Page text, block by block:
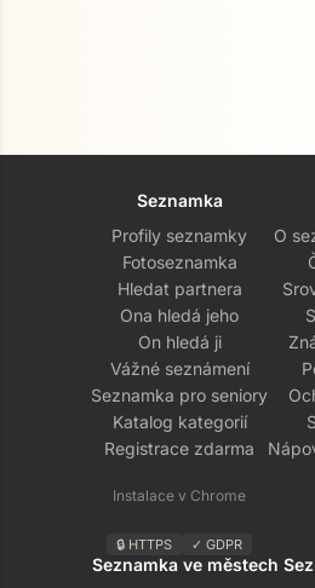
Seznamka
Profily seznamky
Fotoseznamka
Hledat partnera
Ona hledá jeho
On hledá ji
Vážné seznámení
Seznamka pro seniory
Katalog kategorií
Registrace zdarma
Instalace v Chrome
🔒 HTTPS ✓ GDPR
O
Seznamka ve městech